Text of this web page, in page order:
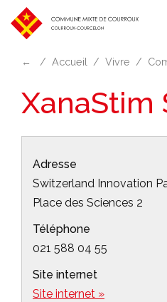
← Accueil Vivre
XanaStim
Adresse
Switzerland Innovation
Place des Sciences 2
Téléphone
021 588 04 55
Site internet
Site internet »